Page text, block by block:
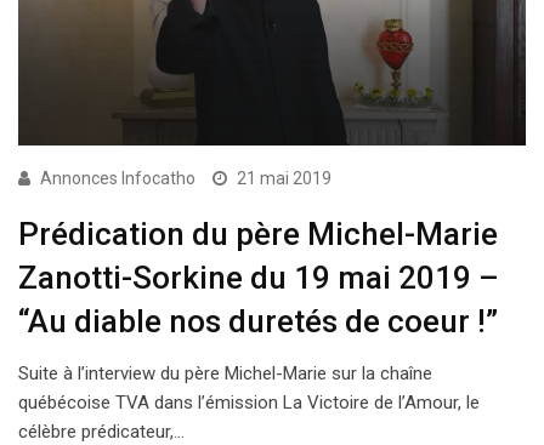
Annonces Infocatho 21 mai 2019
Prédication du père Michel-Marie
Zanotti-Sorkine du 19 mai 2019 –
“Au diable nos duretés de coeur !”
Suite à l’interview du père Michel-Marie sur la chaîne
québécoise TVA dans l’émission La Victoire de l’Amour, le
célèbre prédicateur,…